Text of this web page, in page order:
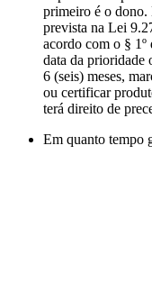
primeiro é o dono.
prevista na Lei
acordo com o § 1º
data da prioridade
6 (seis) meses,
ou certificar
terá direito de
Em quanto tempo